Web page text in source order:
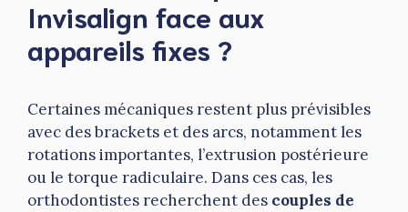
Invisalign face aux
appareils fixes ?
Certaines mécaniques restent plus prévisibles
avec des brackets et des arcs, notamment les
rotations importantes, l’extrusion postérieure
ou le torque radiculaire. Dans ces cas, les
orthodontistes recherchent des couples de